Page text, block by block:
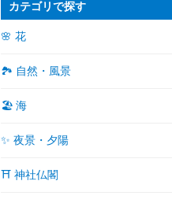
カテゴリで探す
🌸 花
🏞️ 自然・風景
🏖 海
✨ 夜景・夕陽
⛩ 神社仏閣